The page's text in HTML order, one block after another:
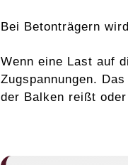
Bei Betonträgern
Wenn eine Last auf
Zugspannungen.
der Balken reißt